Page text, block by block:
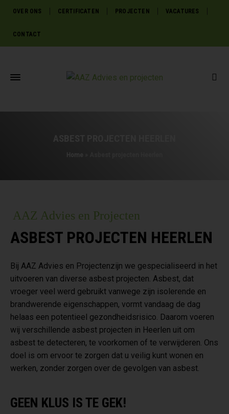
OVER ONS CERTIFICATEN PROJECTEN VACATURES
CONTACT
AAZ Advies en Projecten
ASBEST PROJECTEN HEERLEN
Bij AAZ Advies en Projectenzijn we gespecialiseerd in het
uitvoeren van diverse asbest projecten. Asbest, dat
vroeger veel werd gebruikt vanwege zijn isolerende en
brandwerende eigenschappen, vormt vandaag de dag
helaas een potentieel gezondheidsrisico. Daarom voeren
wij verschillende asbest projecten in Heerlen uit om
asbest te detecteren, te voorkomen of te verwijderen. Ons
doel is om ervoor te zorgen dat u veilig kunt wonen en
werken, zonder zorgen over de gevolgen van asbest.
GEEN KLUS IS TE GEK!